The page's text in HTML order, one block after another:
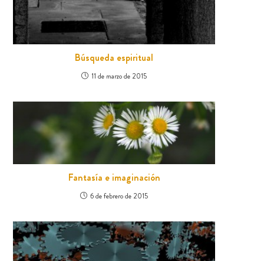
Búsqueda espiritual
11 de marzo de 2015
Fantasía e imaginación
6 de febrero de 2015